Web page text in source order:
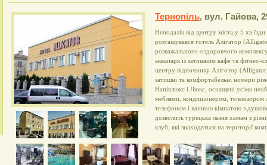
Тернопіль, вул. Гайова,
Неподалік від центру міста,у 5 хв їзди
розташувався готель Алігатор
розважального-оздоровчого
аквапарк із затишним кафе та фітнес-
центру відпочинку Аліготор
затишні та комфортабельні номери
Напівлюкс і Люкс, оснащені усіма
меблями, кондиціонером, телевізором
телефоном і ванною кімнатою з
дозволить турецька лазня хамам з
клуб, які знаходяться на території